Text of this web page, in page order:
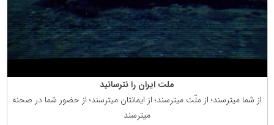
ملت ایران را نترسانید
از شما میترسند؛ از ملّت میترسند؛ از ایمانتان میترسند؛ از حضور شما در صحنه
میترسند